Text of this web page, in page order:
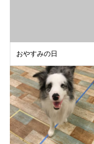
おやすみの日